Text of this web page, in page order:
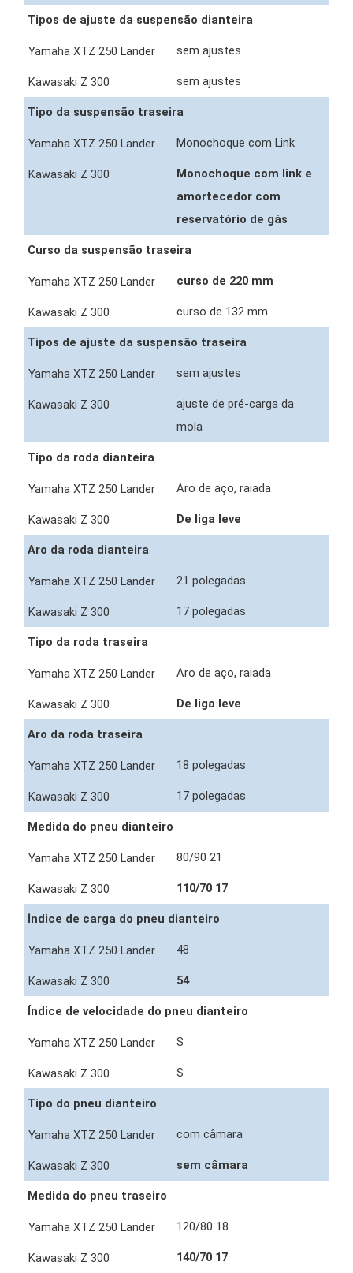
Tipos de ajuste da suspensão dianteira
sem ajustes
sem ajustes
Tipo da suspensão traseira
Monochoque com Link
Monochoque com link e
amortecedor com
reservatório de gás
Curso da suspensão traseira
curso de 220 mm
curso de 132 mm
Tipos de ajuste da suspensão traseira
sem ajustes
ajuste de pré-carga da
mola
Tipo da roda dianteira
Aro de aço, raiada
De liga leve
Aro da roda dianteira
21 polegadas
17 polegadas
Tipo da roda traseira
Aro de aço, raiada
De liga leve
Aro da roda traseira
18 polegadas
17 polegadas
Medida do pneu dianteiro
80/90 21
110/70 17
Índice de carga do pneu dianteiro
48
54
Índice de velocidade do pneu dianteiro
S
S
Tipo do pneu dianteiro
com câmara
sem câmara
Medida do pneu traseiro
120/80 18
140/70 17